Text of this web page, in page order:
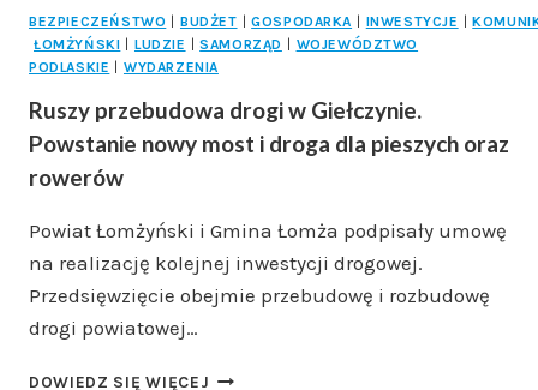
BEZPIECZEŃSTWO BUDŻET GOSPODARKA INWESTYCJE
ŁOMŻYŃSKI
LUDZIE SAMORZĄD
WOJEWÓDZTWO
PODLASKIE
WYDARZENIA
Ruszy przebudowa drogi w Giełczynie.
Powstanie nowy most i droga dla pieszych oraz
rowerów
Powiat Łomżyński i Gmina Łomża podpisały umowę
na realizację kolejnej inwestycji drogowej.
Przedsięwzięcie obejmie przebudowę i rozbudowę
drogi powiatowej…
DOWIEDZ SIĘ WIĘCEJ RUSZY